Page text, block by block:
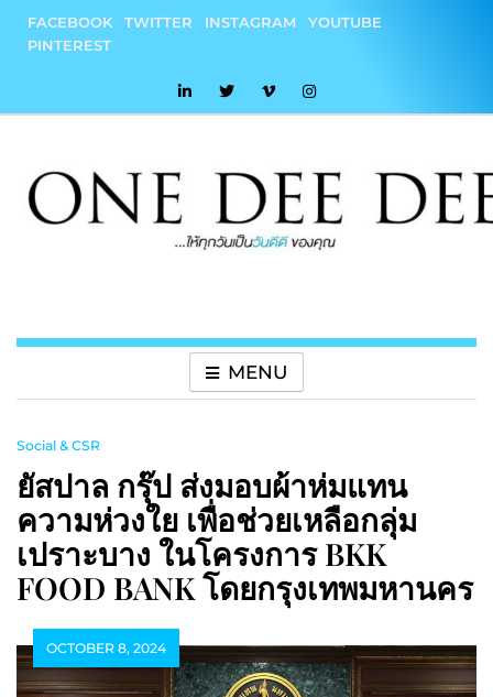
content
FACEBOOK TWITTER INSTAGRAM
YOUTUBE
PINTEREST
MENU
Social & CSR
ยัสปาล กรุ๊ป ส่งมอบผ้าห่มแทน
ความห่วงใย เพื่อช่วยเหลือกลุ่ม
เปราะบาง ในโครงการ BKK
FOOD BANK โดยกรุงเทพมหานคร
OCTOBER 8, 2024